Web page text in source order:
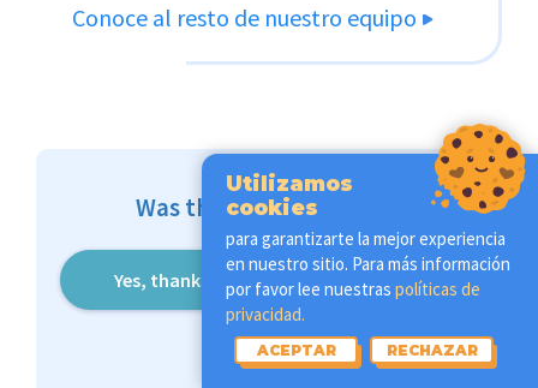
Conoce al resto de nuestro equipo
Was this article helpful?
Yes, thanks Not really
Utilizamos
cookies
para garantizarte la mejor experiencia
en nuestro sitio. Para más información
por favor lee nuestras políticas de
privacidad.
ACEPTAR RECHAZAR